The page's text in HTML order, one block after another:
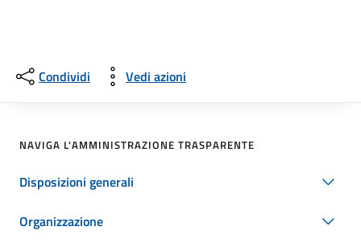
Condividi Vedi azioni
NAVIGA L'AMMINISTRAZIONE TRASPARENTE
Disposizioni generali
Organizzazione